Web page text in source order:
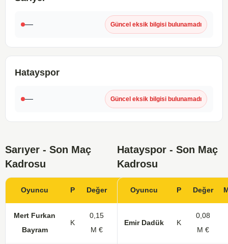
— Güncel eksik bilgisi bulunamadı
Hatayspor
— Güncel eksik bilgisi bulunamadı
Sarıyer - Son Maç
Kadrosu
Oyuncu P Değer Maç Gol
Mert Furkan
Bayram
K
0,15
M €
8
Hatayspor - Son Maç
Kadrosu
Oyuncu P Değer
Emir Dadük K
0,08
M €